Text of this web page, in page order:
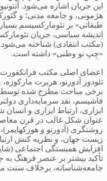
این جریان اشاره می‌شود.
هژمونی، و جامعه مدنی؛ و
طبقاتی» بر نئومارکسیسم بسیار
اندیشه سیاسی، جریان
(مکتب انتقادی) شناخته می‌شود.
«چپ نو وطنی» داشته است.
اعضای اصلی مکتب فرانکفورت
تئودور آدورنو، هربرت
برخی مباحث مطرح شده توسط
فاشیسم، نقد سرمایه‌داری
ابزاری، ارتباط ابزاری و
عنوان شکل غالب در قرن
روشنگری (آدورنو و
زیست جهان، و نظریه کنش
تأکید بیشتر بر عنصر فرهنگ به
جامعه‌شناسانه، برخلاف سنت